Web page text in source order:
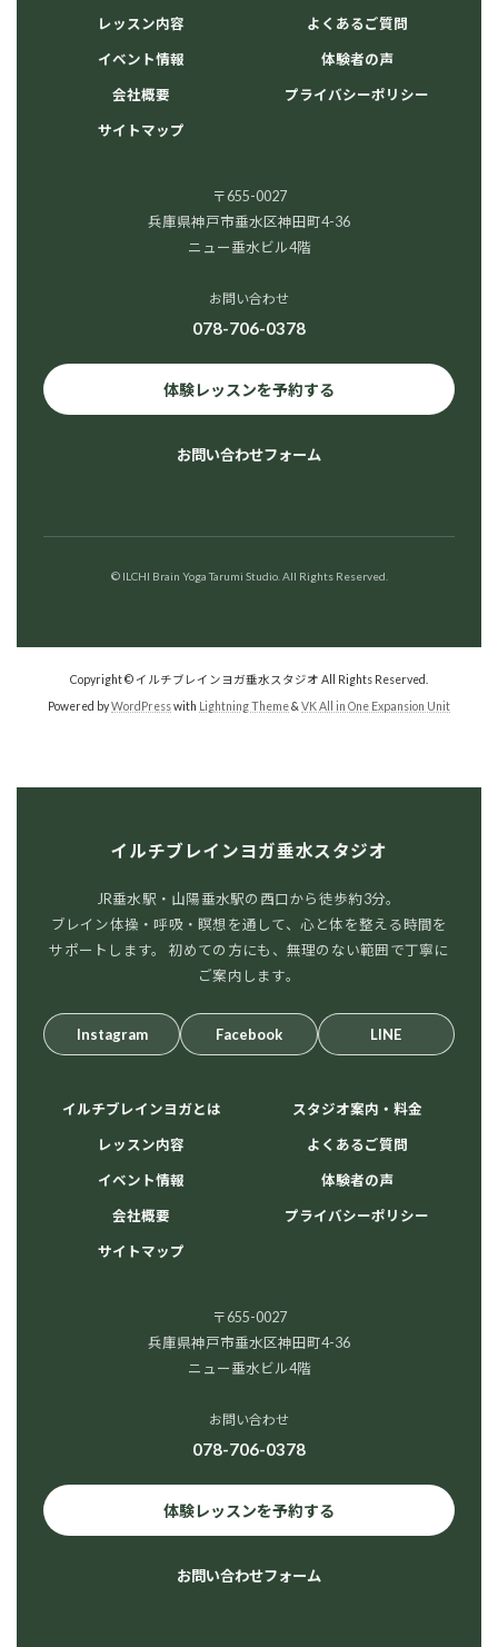
レッスン内容 よくあるご質問
イベント情報 体験者の声
会社概要 プライバシーポリシー
サイトマップ
〒655-0027
兵庫県神戸市垂水区神田町4-36
ニュー垂水ビル4階
お問い合わせ
078-706-0378
体験レッスンを予約する
お問い合わせフォーム
© ILCHI Brain Yoga Tarumi Studio. All Rights Reserved.
Copyright © イルチブレインヨガ垂水スタジオ All Rights Reserved.
Powered byWordPresswith Lightning Theme& VK All in One Expansion Unit
イルチブレインヨガ垂水スタジオ
JR垂水駅・山陽垂水駅の西口から徒歩約3分。
ブレイン体操・呼吸・瞑想を通して、心と体を整える時間を
サポートします。 初めての方にも、無理のない範囲で丁寧に
ご案内します。
Instagram Facebook LINE
イルチブレインヨガとは スタジオ案内・料金
レッスン内容 よくあるご質問
イベント情報 体験者の声
会社概要 プライバシーポリシー
サイトマップ
〒655-0027
兵庫県神戸市垂水区神田町4-36
ニュー垂水ビル4階
お問い合わせ
078-706-0378
体験レッスンを予約する
お問い合わせフォーム